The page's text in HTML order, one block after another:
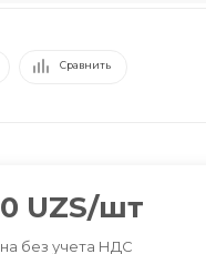
Сравнить
UZS/шт
без учета НДС